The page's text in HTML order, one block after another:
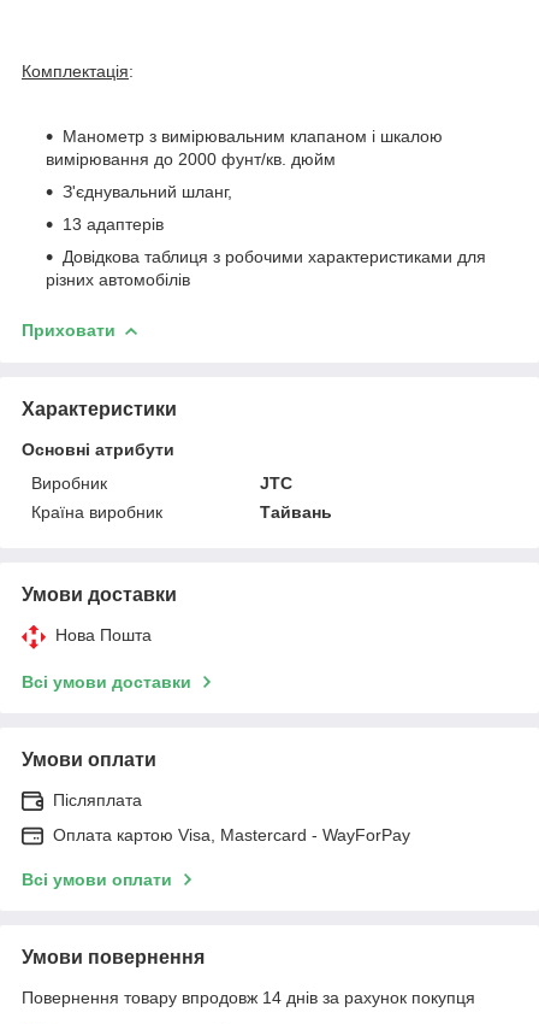
Комплектація:
Манометр з вимірювальним клапаном і шкалою
вимірювання до 2000 фунт/кв. дюйм
З'єднувальний шланг,
13 адаптерів
Довідкова таблиця з робочими характеристиками для
різних автомобілів
Приховати
Характеристики
Основні атрибути
Виробник
JTC
Країна виробник
Тайвань
Умови доставки
Нова Пошта
Всі умови доставки
Умови оплати
Післяплата
Оплата картою Visa, Mastercard - WayForPay
Всі умови оплати
Умови повернення
Повернення товару впродовж 14 днів за рахунок покупця